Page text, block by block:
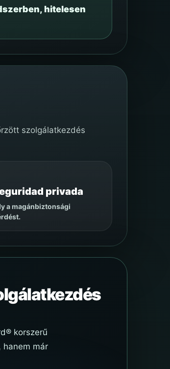
hitelesen
szolgálatkezdés
privada
a magánbiztonsági
korszerű
hanem már